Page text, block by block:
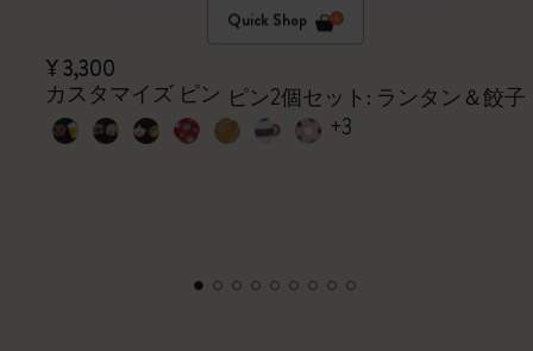
Quick Shop
¥ 3,300
カスタマイズ ピン ピン2個セット: ランタン＆餃子
+3